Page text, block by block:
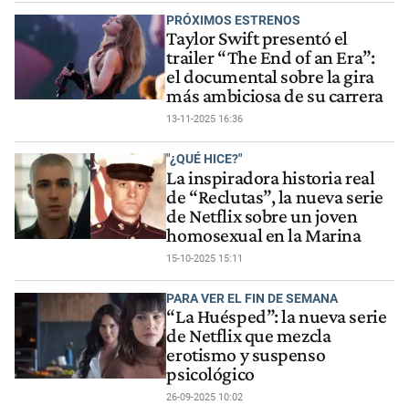
PRÓXIMOS ESTRENOS
Taylor Swift presentó el
trailer “The End of an Era”:
el documental sobre la gira
más ambiciosa de su carrera
13-11-2025 16:36
"¿QUÉ HICE?"
La inspiradora historia real
de “Reclutas”, la nueva serie
de Netflix sobre un joven
homosexual en la Marina
15-10-2025 15:11
PARA VER EL FIN DE SEMANA
“La Huésped”: la nueva serie
de Netflix que mezcla
erotismo y suspenso
psicológico
26-09-2025 10:02